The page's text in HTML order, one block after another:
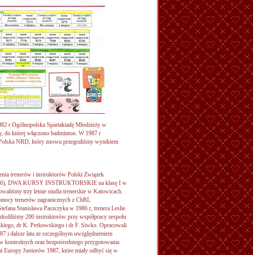
r Ogólnopolska Spartakiadę Młodzieży w
do której włączono badminton. W 1987 r
NRD, który znowu przegraliśmy wynikiem
trenerów i instruktorów Polski Związek
DWA KURSY INSTRUKTORSKIE na klasę I w
trzy letnie studia trenerskie w Katowicach.
trenerów zagranicznych z ChRL
Stanisława Paszczyka w 1986 r, trenera Leslie
200 instruktorów przy współpracy zespołu
dr K. Perkowskiego i dr F. Siwko. Opracowali
i dalsze lata ze szczególnym uwzględnieniem
kontrolnych oraz bezpośredniego przygotowania
Europy Juniorów 1987, które miały odbyć się w